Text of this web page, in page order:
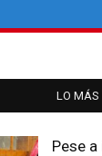
LO MÁS
Pese a